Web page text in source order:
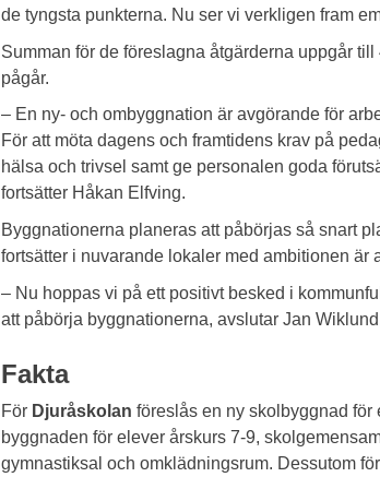
de tyngsta punkterna. Nu ser vi verkligen fram
Summan för de föreslagna åtgärderna uppgår
pågår.
– En ny- och ombyggnation är avgörande för
För att möta dagens och framtidens krav på
hälsa och trivsel samt ge personalen goda
fortsätter Håkan Elfving.
Byggnationerna planeras att påbörjas så snart
fortsätter i nuvarande lokaler med ambitionen
– Nu hoppas vi på ett positivt besked i
att påbörja byggnationerna, avslutar Jan
Fakta
För Djuråskolan föreslås en ny skolbyggnad
byggnaden för elever årskurs 7-9,
gymnastiksal och omklädningsrum. Dessutom